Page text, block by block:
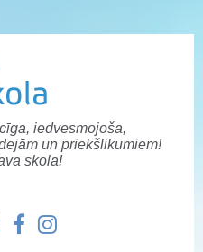
iedvesmojoša,
un priekšlikumiem!
skola!